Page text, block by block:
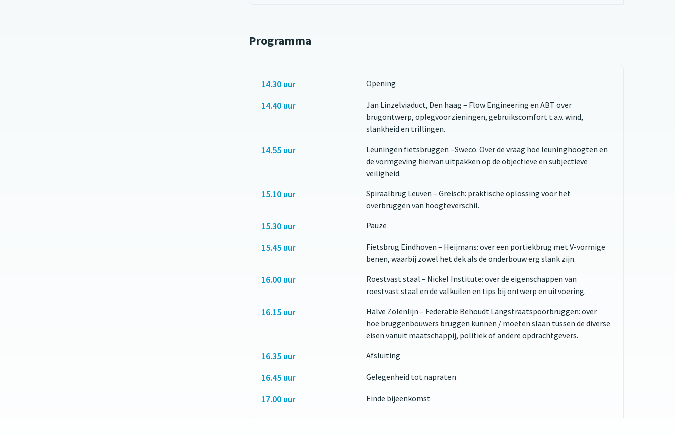
Programma
14.30 uur Opening
14.40 uur
Jan Linzelviaduct, Den haag – Flow Engineering en ABT over
brugontwerp, oplegvoorzieningen, gebruikscomfort t.a.v. wind,
slankheid en trillingen.
14.55 uur
Leuningen fietsbruggen –Sweco. Over de vraag hoe leuninghoogten en
de vormgeving hiervan uitpakken op de objectieve en subjectieve
veiligheid.
15.10 uur
Spiraalbrug Leuven – Greisch: praktische oplossing voor het
overbruggen van hoogteverschil.
15.30 uur Pauze
15.45 uur
Fietsbrug Eindhoven – Heijmans: over een portiekbrug met V-vormige
benen, waarbij zowel het dek als de onderbouw erg slank zijn.
16.00 uur
Roestvast staal – Nickel Institute: over de eigenschappen van
roestvast staal en de valkuilen en tips bij ontwerp en uitvoering.
16.15 uur
Halve Zolenlijn – Federatie Behoudt Langstraatspoorbruggen: over
hoe bruggenbouwers bruggen kunnen / moeten slaan tussen de diverse
eisen vanuit maatschappij, politiek of andere opdrachtgevers.
16.35 uur Afsluiting
16.45 uur Gelegenheid tot napraten
17.00 uur Einde bijeenkomst